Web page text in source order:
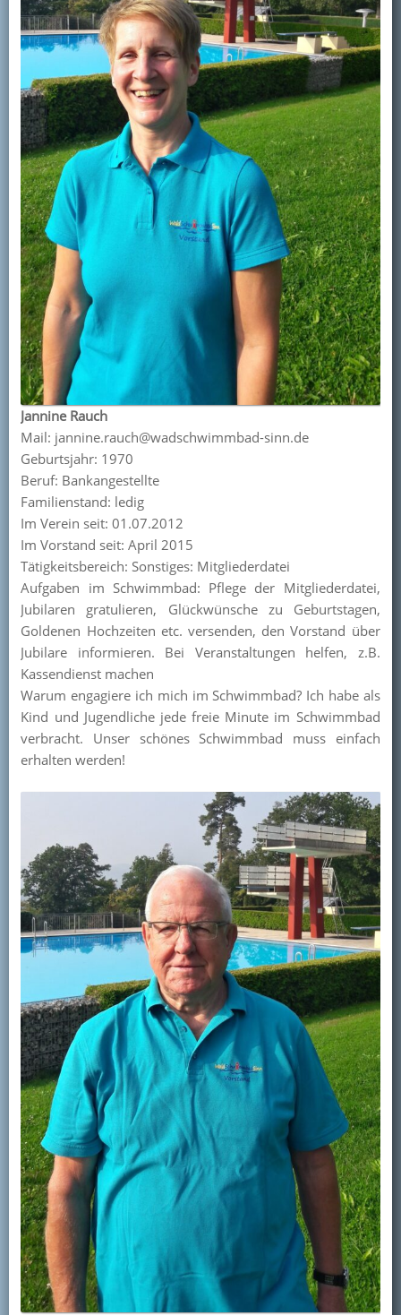
Jannine Rauch
Mail: jannine.rauch@wadschwimmbad-sinn.de
Geburtsjahr: 1970
Beruf: Bankangestellte
Familienstand: ledig
Im Verein seit: 01.07.2012
Im Vorstand seit: April 2015
Tätigkeitsbereich: Sonstiges: Mitgliederdatei
Aufgaben im Schwimmbad: Pflege der Mitgliederdatei,
Jubilaren gratulieren, Glückwünsche zu Geburtstagen,
Goldenen Hochzeiten etc. versenden, den Vorstand über
Jubilare informieren. Bei Veranstaltungen helfen, z.B.
Kassendienst machen
Warum engagiere ich mich im Schwimmbad? Ich habe als
Kind und Jugendliche jede freie Minute im Schwimmbad
verbracht. Unser schönes Schwimmbad muss einfach
erhalten werden!